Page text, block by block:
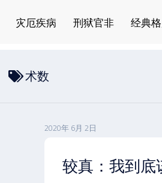
灾厄疾病
刑狱官非 经典
术数
2020年 6月 2日
较真：我到底